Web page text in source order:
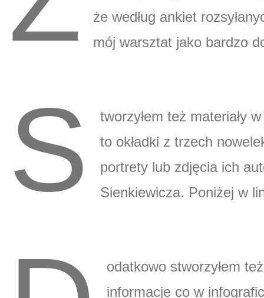
że według ankiet
mój warsztat jako bardzo
S
tworzyłem też materiały
to okładki z trzech
portrety lub zdjęcia ich
Sienkiewicza. Poniżej w
odatkowo stworzyłem
informacje co w